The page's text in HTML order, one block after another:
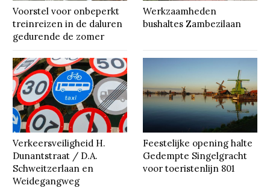
Voorstel voor onbeperkt
treinreizen in de daluren
gedurende de zomer
Werkzaamheden
bushaltes Zambezilaan
Verkeersveiligheid H.
Dunantstraat / D.A.
Schweitzerlaan en
Weidegangweg
Feestelijke opening halte
Gedempte Singelgracht
voor toeristenlijn 801